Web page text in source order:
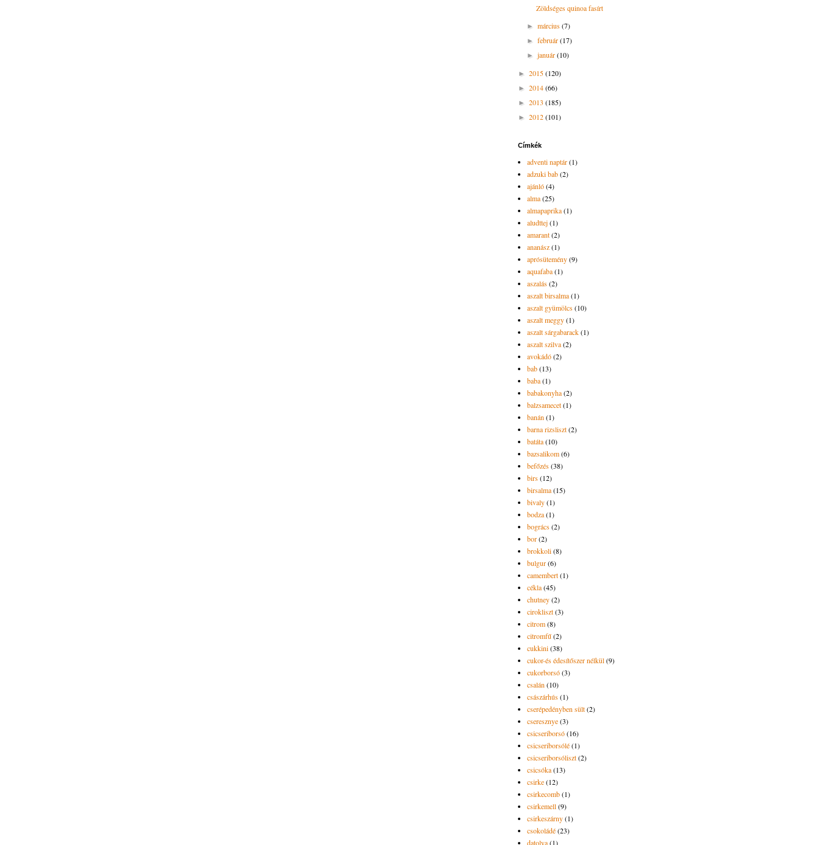
Zöldséges quinoa fasírt
►március(7)
►február(17)
►január(10)
► 2015(120)
► 2014(66)
► 2013 (185)
► 2012(101)
Címkék
adventi naptár(1)
adzuki bab(2)
ajánló(4)
alma(25)
almapaprika(1)
aludttej(1)
amarant(2)
ananász(1)
aprósütemény(9)
aquafaba(1)
aszalás(2)
aszalt birsalma(1)
aszalt gyümölcs(10)
aszalt meggy(1)
aszalt sárgabarack(1)
aszalt szilva(2)
avokádó(2)
bab(13)
baba(1)
babakonyha(2)
balzsamecet(1)
banán(1)
barna rizsliszt(2)
batáta(10)
bazsalikom(6)
befőzés(38)
birs(12)
birsalma(15)
bivaly(1)
bodza(1)
bogrács(2)
bor(2)
brokkoli(8)
bulgur(6)
camembert(1)
cékla(45)
chutney(2)
cirokliszt(3)
citrom(8)
citromfű(2)
cukkini(38)
cukor-és édesítőszer nélkül(9)
cukorborsó(3)
csalán(10)
császárhús(1)
cserépedényben sült(2)
cseresznye(3)
csicseriborsó(16)
csicseriborsólé(1)
csicseriborsóliszt(2)
csicsóka(13)
csirke(12)
csirkecomb(1)
csirkemell(9)
csirkeszárny(1)
csokoládé(23)
datolya(1)